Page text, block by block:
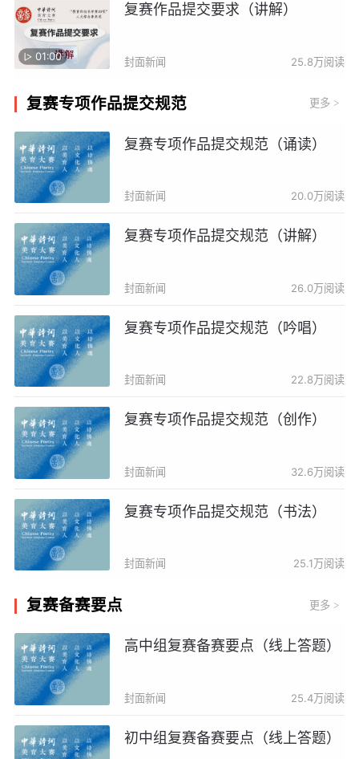
01:00
复赛作品提交要求（讲解）
封面新闻 25.8万阅读
复赛专项作品提交规范 更多 >
复赛专项作品提交规范（诵读）
封面新闻 20.0万阅读
复赛专项作品提交规范（讲解）
封面新闻 26.0万阅读
复赛专项作品提交规范（吟唱）
封面新闻 22.8万阅读
复赛专项作品提交规范（创作）
封面新闻 32.6万阅读
复赛专项作品提交规范（书法）
封面新闻 25.1万阅读
复赛备赛要点 更多 >
高中组复赛备赛要点（线上答题）
封面新闻 25.4万阅读
初中组复赛备赛要点（线上答题）